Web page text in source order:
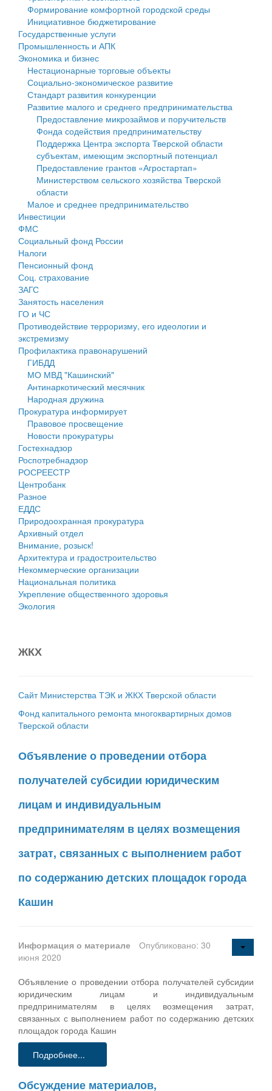
Государственные услуги
Промышленность и АПК
Экономика и бизнес
Символика
Устав
Гостям округа
Туризм
Культура
Образование
Здравоохранение
Социальная защита
Фотоальбом
муниципального округа Тверской области
Администрация Кашинского муниципального округа
Тверской области
Управление сельскими территориями
Открытые данные
Работа с обращениями граждан
Муниципальный контроль
Муниципальные услуги
Проекты административных регламентов
Антимонопольный комплаенс
Противодействие коррупции
Финансовое управление
Бюджет для граждан
Имущество
Выявление правообладателей ранее учтенных
объектов недвижимости
Имущественная поддержка субъектов малого и
среднего предпринимательства
Информационная поддержка субъектов малого и
среднего предпринимательства
Муниципальные программы
Контрольно-счетная палата
Персональные данные
Оценка регулирующего воздействия
Деятельность МУ
Нормативы градостроительного проектирования
Правила землепользования и застройки
Генеральные планы
Проекты планировки территории
Собрание депутатов
Городское поселение
Сельские поселения
Формирование комфортной городской среды
Инициативное бюджетирование
Государственные услуги
Промышленность и АПК
Экономика и бизнес
Нестационарные торговые объекты
Социально-экономическое развитие
Стандарт развития конкуренции
Развитие малого и среднего предпринимательства
Предоставление микрозаймов и поручительств
Фонда содействия предпринимательству
Поддержка Центра экспорта Тверской области
субъектам, имеющим экспортный потенциал
Предоставление грантов «Агростартап»
Министерством сельского хозяйства Тверской
области
Малое и среднее предпринимательство
Инвестиции
ФМС
Социальный фонд России
Налоги
Пенсионный фонд
Соц. страхование
ЗАГС
Занятость населения
ГО и ЧС
Противодействие терроризму, его идеологии и
экстремизму
Профилактика правонарушений
ГИБДД
МО МВД "Кашинский"
Антинаркотический месячник
Народная дружина
Прокуратура информирует
Правовое просвещение
Новости прокуратуры
Гостехнадзор
Роспотребнадзор
РОСРЕЕСТР
Центробанк
Разное
ЕДДС
Природоохранная прокуратура
Архивный отдел
Внимание, розыск!
Архитектура и градостроительство
Некоммерческие организации
Национальная политика
Укрепление общественного здоровья
Экология
ЖКХ
Сайт Министерства ТЭК и ЖКХ Тверской области
Фонд капитального ремонта многоквартирных домов
Тверской области
Объявление о проведении отбора
получателей субсидии юридическим
лицам и индивидуальным
предпринимателям в целях возмещения
затрат, связанных с выполнением работ
по содержанию детских площадок города
Кашин
Информация о материале
Опубликовано: 30
июня 2020
Объявление о проведении отбора получателей субсидии
юридическим лицам и индивидуальным
предпринимателям в целях возмещения затрат,
связанных с выполнением работ по содержанию детских
площадок города Кашин
Подробнее...
Обсуждение материалов,